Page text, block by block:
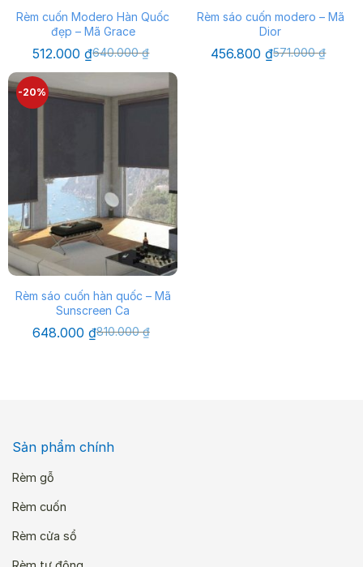
Rèm cuốn Modero Hàn Quốc
đẹp – Mã Grace
640.000₫
Giá
640.000 ₫.
512.000₫Giá
là:
512.000 ₫.
Rèm sáo cuốn modero – Mã
Dior
571.000₫
Giá
gốc
456.800₫Giá
hiện
-20%
Rèm sáo cuốn hàn quốc – Mã
Sunscreen Ca
810.000₫
Giá
gốc
648.000 ₫Giá
hiện
Sản phẩm chính
Rèm gỗ
Rèm cuốn
Rèm cửa sổ